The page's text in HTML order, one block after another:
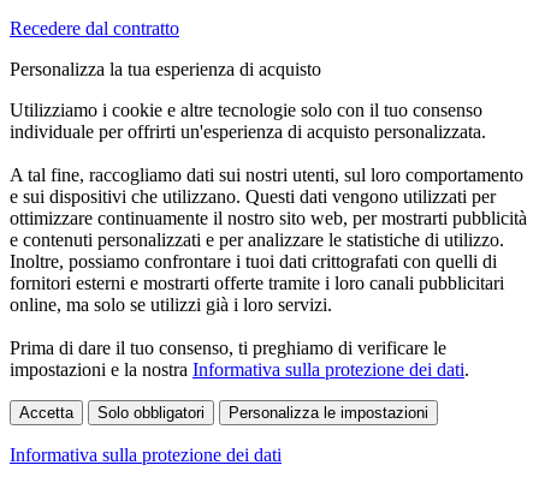
Recedere dal contratto
Personalizza la tua esperienza di acquisto
Utilizziamo i cookie e altre tecnologie solo con il tuo consenso
individuale per offrirti un'esperienza di acquisto personalizzata.
A tal fine, raccogliamo dati sui nostri utenti, sul loro comportamento
e sui dispositivi che utilizzano. Questi dati vengono utilizzati per
ottimizzare continuamente il nostro sito web, per mostrarti pubblicità
e contenuti personalizzati e per analizzare le statistiche di utilizzo.
Inoltre, possiamo confrontare i tuoi dati crittografati con quelli di
fornitori esterni e mostrarti offerte tramite i loro canali pubblicitari
online, ma solo se utilizzi già i loro servizi.
Prima di dare il tuo consenso, ti preghiamo di verificare le
impostazioni e la nostra Informativa sulla protezione dei dati.
Accetta Solo obbligatori Personalizza le impostazioni
Informativa sulla protezione dei dati